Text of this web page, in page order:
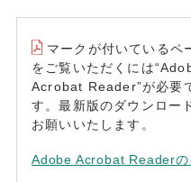
マークが付いているペ
をご覧いただくには
Acrobat Reader”が必要
す。最新版のダウンロー
お願いいたします。
Adobe Acrobat Readerの